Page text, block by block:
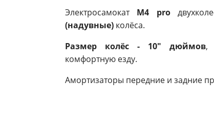
Электросамокат M4 pro
(надувные) колёса.
Размер колёс - 10" дюймов,
комфортную езду.
Амортизаторы передние и задние